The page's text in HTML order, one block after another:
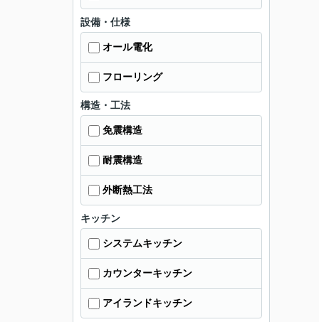
設備・仕様
オール電化
フローリング
構造・工法
免震構造
耐震構造
外断熱工法
キッチン
システムキッチン
カウンターキッチン
アイランドキッチン